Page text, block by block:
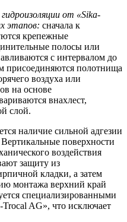
гидроизоляции от «Sika-
этапов: сначала к
крепежные
полосы или
с интервалом до
присоединяются полотнища
воздуха или
на основе
внахлест,
слой.
наличие сильной адгезии
поверхности
воздействия
защиту из
кладки, а затем
монтажа верхний край
специализированными
AG», что исключает